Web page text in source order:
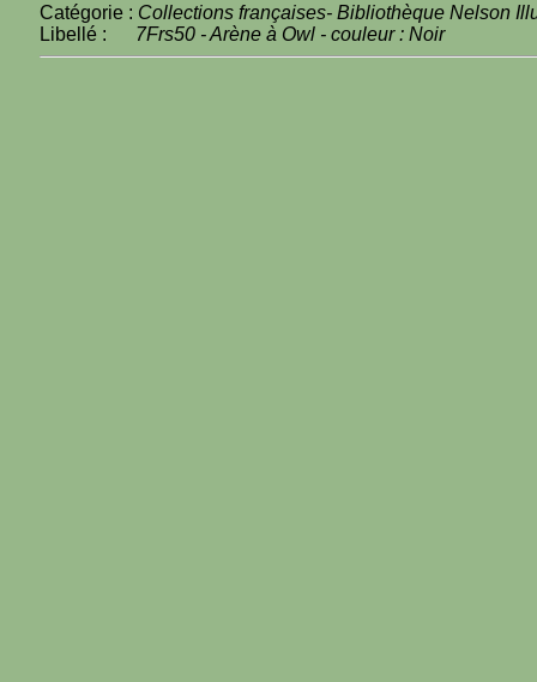
Catégorie : Collections françaises- Bibliothèque Nelson
Libellé : 7Frs50 - Arène à Owl - couleur : Noir